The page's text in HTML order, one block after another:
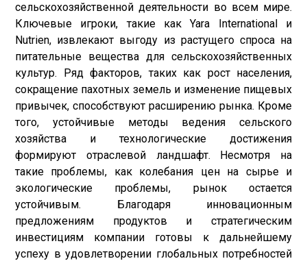
сельскохозяйственной деятельности во всем мире.
Ключевые игроки, такие как Yara International и
Nutrien, извлекают выгоду из растущего спроса на
питательные вещества для сельскохозяйственных
культур. Ряд факторов, таких как рост населения,
сокращение пахотных земель и изменение пищевых
привычек, способствуют расширению рынка. Кроме
того, устойчивые методы ведения сельского
хозяйства и технологические достижения
формируют отраслевой ландшафт. Несмотря на
такие проблемы, как колебания цен на сырье и
экологические проблемы, рынок остается
устойчивым. Благодаря инновационным
предложениям продуктов и стратегическим
инвестициям компании готовы к дальнейшему
успеху в удовлетворении глобальных потребностей